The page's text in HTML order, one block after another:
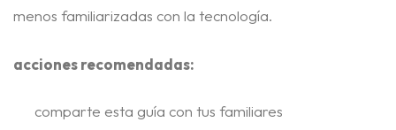
menos familiarizadas con la tecnología.
acciones recomendadas:
comparte esta guía con tus familiares